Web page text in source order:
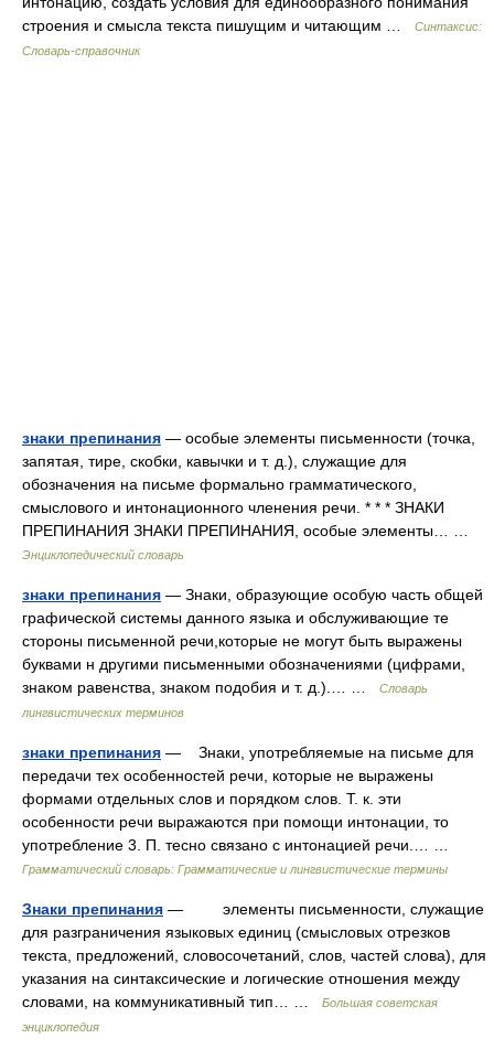
строения и смысла текста пишущим и читающим …
Синтаксис:
Словарь-справочник
знаки препинания — особые элементы письменности (точка,
запятая, тире, скобки, кавычки и т. д.), служащие для
обозначения на письме формально грамматического,
смыслового и интонационного членения речи. * * * ЗНАКИ
ПРЕПИНАНИЯ ЗНАКИ ПРЕПИНАНИЯ, особые элементы… …
Энциклопедический словарь
знаки препинания — Знаки, образующие особую часть общей
графической системы данного языка и обслуживающие те
стороны письменной речи,которые не могут быть выражены
буквами н другими письменными обозначениями (цифрами,
знаком равенства, знаком подобия и т. д.).… …
Словарь
лингвистических терминов
знаки препинания — Знаки, употребляемые на письме для
передачи тех особенностей речи, которые не выражены
формами отдельных слов и порядком слов. Т. к. эти
особенности речи выражаются при помощи интонации, то
употребление 3. П. тесно связано с интонацией речи.… …
Грамматический словарь: Грамматические и лингвистические термины
Знаки препинания — элементы письменности, служащие
для разграничения языковых единиц (смысловых отрезков
текста, предложений, словосочетаний, слов, частей слова), для
указания на синтаксические и логические отношения между
словами, на коммуникативный тип… …
Большая советская
энциклопедия